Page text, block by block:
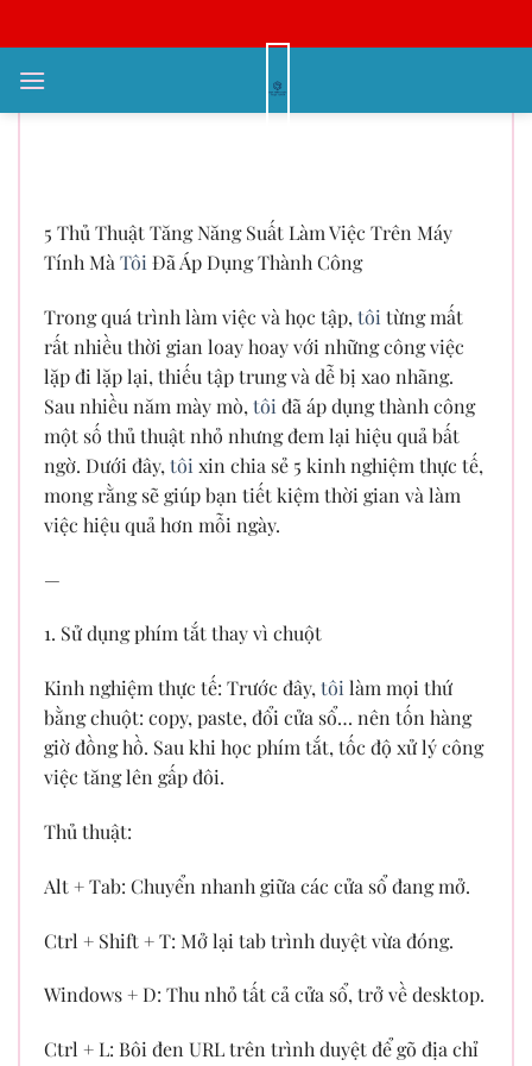
qua
nội
5 Thủ Thuật Tăng Năng Suất Làm
5 Thủ Thuật Tăng Năng Suất Làm Việc Trên Máy
Tính Mà Tôi Đã Áp Dụng Thành Công
Trong quá trình làm việc và học tập, tôi từng mất
rất nhiều thời gian loay hoay với những công việc
lặp đi lặp lại, thiếu tập trung và dễ bị xao nhãng.
Sau nhiều năm mày mò, tôi đã áp dụng thành công
một số thủ thuật nhỏ nhưng đem lại hiệu quả bất
ngờ. Dưới đây, tôi xin chia sẻ 5 kinh nghiệm thực tế,
mong rằng sẽ giúp bạn tiết kiệm thời gian và làm
việc hiệu quả hơn mỗi ngày.
—
1. Sử dụng phím tắt thay vì chuột
Kinh nghiệm thực tế: Trước đây, tôi làm mọi thứ
bằng chuột: copy, paste, đổi cửa sổ… nên tốn hàng
giờ đồng hồ. Sau khi học phím tắt, tốc độ xử lý công
việc tăng lên gấp đôi.
Thủ thuật:
Alt + Tab: Chuyển nhanh giữa các cửa sổ đang mở.
Ctrl + Shift + T: Mở lại tab trình duyệt vừa đóng.
Windows + D: Thu nhỏ tất cả cửa sổ, trở về desktop.
Ctrl + L: Bôi đen URL trên trình duyệt để gõ địa chỉ